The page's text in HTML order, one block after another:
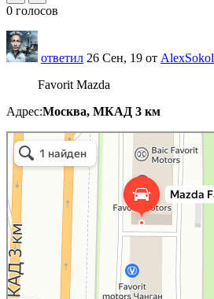
0 голосов
ответил 26 Сен, 19 от AlexSokol
Favorit Mazda
Адрес:Москва, МКАД 3 км